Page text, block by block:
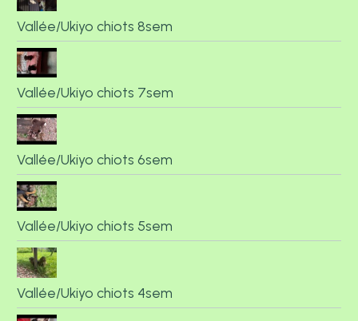
Vallée/Ukiyo chiots 8sem
Vallée/Ukiyo chiots 7sem
Vallée/Ukiyo chiots 6sem
Vallée/Ukiyo chiots 5sem
Vallée/Ukiyo chiots 4sem